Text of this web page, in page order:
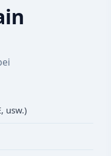
usw.)